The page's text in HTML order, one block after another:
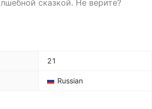
сказкой. Не верите?
21
Russian